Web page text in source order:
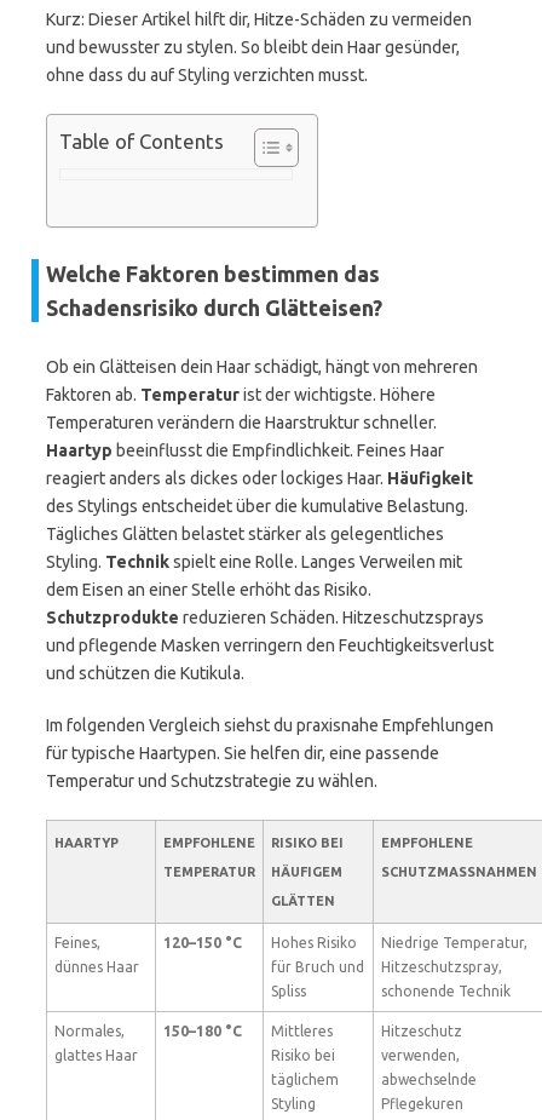
Kurz: Dieser Artikel hilft dir, Hitze-Schäden zu vermeiden
und bewusster zu stylen. So bleibt dein Haar gesünder,
ohne dass du auf Styling verzichten musst.
Table of Contents
Welche Faktoren bestimmen das
Schadensrisiko durch Glätteisen?
Ob ein Glätteisen dein Haar schädigt, hängt von mehreren
Faktoren ab. Temperaturist der wichtigste. Höhere
Temperaturen verändern die Haarstruktur schneller.
Haartyp beeinflusst die Empfindlichkeit. Feines Haar
reagiert anders als dickes oder lockiges Haar. Häufigkeit
des Stylings entscheidet über die kumulative Belastung.
Tägliches Glätten belastet stärker als gelegentliches
Styling. Technikspielt eine Rolle. Langes Verweilen mit
dem Eisen an einer Stelle erhöht das Risiko.
Schutzprodukte reduzieren Schäden. Hitzeschutzsprays
und pflegende Masken verringern den Feuchtigkeitsverlust
und schützen die Kutikula.
Im folgenden Vergleich siehst du praxisnahe Empfehlungen
für typische Haartypen. Sie helfen dir, eine passende
Temperatur und Schutzstrategie zu wählen.
HAARTYP
EMPFOHLENE
TEMPERATUR
RISIKO BEI
HÄUFIGEM
GLÄTTEN
EMPFOHLENE
SCHUTZMASSNAHMEN
Feines,
dünnes Haar
120–150 °C
Hohes Risiko
für Bruch und
Spliss
Niedrige Temperatur,
Hitzeschutzspray,
schonende Technik
Normales,
glattes Haar
150–180 °C
Mittleres
Risiko bei
täglichem
Styling
Hitzeschutz
verwenden,
abwechselnde
Pflegekuren